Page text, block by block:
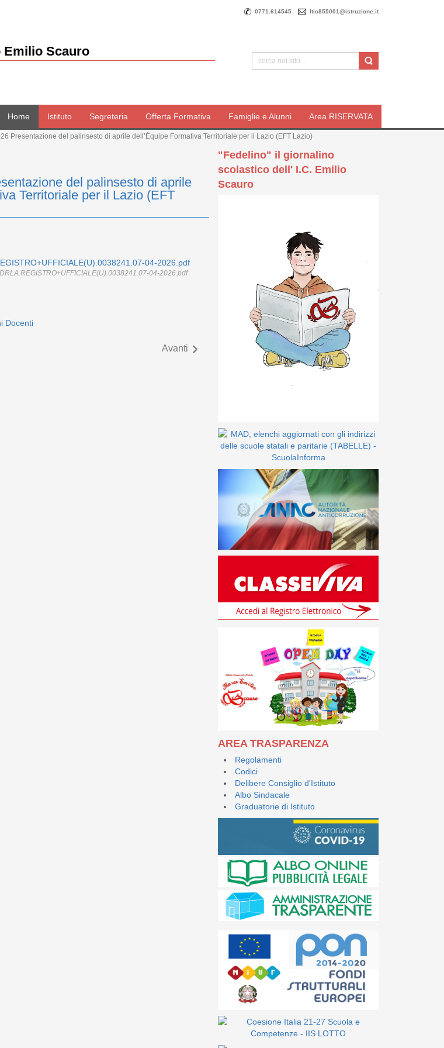
0771.614545 ltic855001@istruzione.it
Emilio Scauro
Home Istituto Segreteria Offerta Formativa Famiglie e Alunni Area RISERVATA
Presentazione del palinsesto di aprile dell’Équipe Formativa Territoriale per il Lazio (EFT Lazio)
del palinsesto di aprile
Territoriale per il Lazio (EFT
04-2026.pdf
04-2026.pdf
Docenti
Avanti
"Fedelino" il giornalino
scolastico dell' I.C. Emilio
Scauro
AREA TRASPARENZA
Regolamenti
Codici
Delibere Consiglio d'Istituto
Albo Sindacale
Graduatorie di Istituto